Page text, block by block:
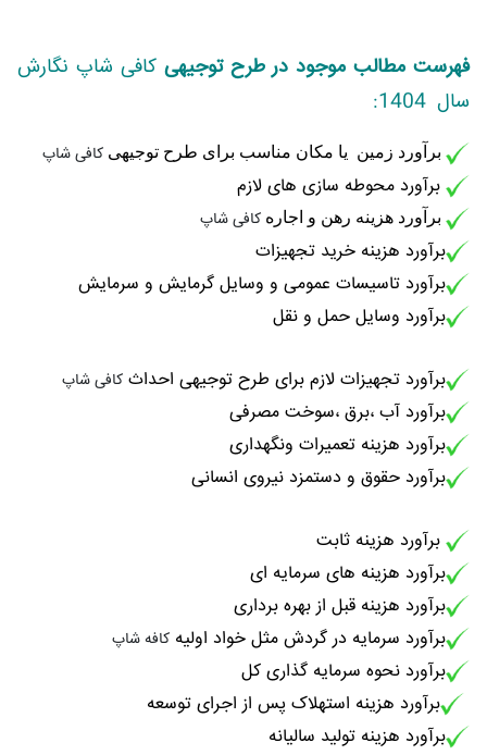
فهرست مطالب موجود در طرح توجیهیکافی شاپ نگارش
سال 1404:
برآورد زمین یا مکان مناسب برای طرح توجیهی کافی شاپ
برآورد محوطه سازی های لازم
برآورد هزینه رهن و اجاره کافی شاپ
برآورد هزینه خرید تجهیزات
برآورد تاسیسات عمومی و وسایل گرمایش و سرمایش
برآورد وسایل حمل و نقل
برآورد تجهیزات لازم برای طرح توجیهی احداث کافی شاپ
برآورد آب ،برق ،سوخت مصرفی
برآورد هزینه تعمیرات ونگهداری
برآورد حقوق و دستمزد نیروی انسانی
برآورد هزینه ثابت
برآورد هزینه های سرمایه ای
برآورد هزینه قبل از بهره برداری
برآورد سرمایه در گردش مثل خواد اولیه کافه شاپ
برآورد نحوه سرمایه گذاری کل
برآورد هزینه استهلاک پس از اجرای توسعه
برآورد هزینه تولید سالیانه